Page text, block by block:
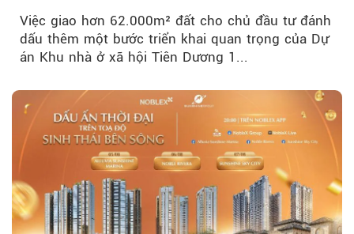
Việc giao hơn 62.000m² đất cho chủ đầu tư đánh
dấu thêm một bước triển khai quan trọng của Dự
án Khu nhà ở xã hội Tiên Dương 1...